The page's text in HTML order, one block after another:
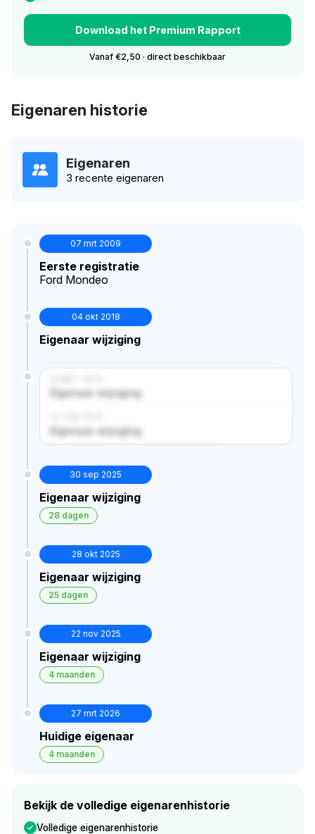
Download het Premium Rapport
Vanaf €2,50 · direct beschikbaar
Eigenaren historie
Eigenaren
3 recente eigenaren
07 mrt 2009
Eerste registratie
Ford Mondeo
04 okt 2018
Eigenaar wijziging
Eigenaar wijziging
Eigenaar wijziging
30 sep 2025
Eigenaar wijziging
28 dagen
28 okt 2025
Eigenaar wijziging
25 dagen
22 nov 2025
Eigenaar wijziging
4 maanden
27 mrt 2026
Huidige eigenaar
4 maanden
Bekijk de volledige eigenarenhistorie
Volledige eigenarenhistorie